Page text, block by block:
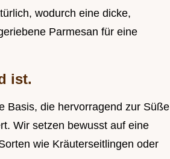
wodurch eine dicke,
Parmesan für eine
ist.
Basis, die hervorragend zur Süße
Wir setzen bewusst auf eine
wie Kräuterseitlingen oder